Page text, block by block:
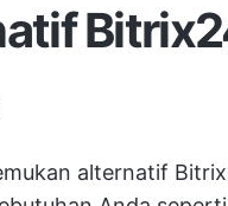
alternatif